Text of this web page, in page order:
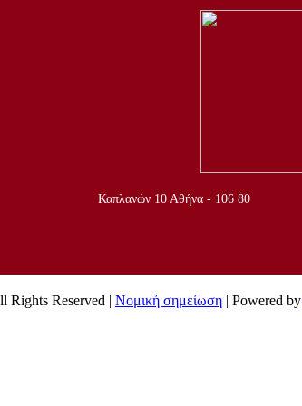
Καπλανών 10 Αθήνα - 106 80
Rights Reserved | Νομική σημείωση | Powered by